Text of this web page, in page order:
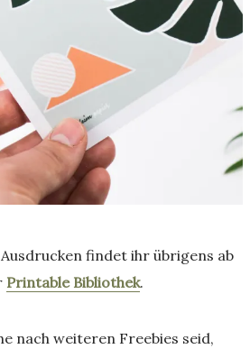
findet ihr übrigens ab
Printable Bibliothek.
nach weiteren Freebies seid,